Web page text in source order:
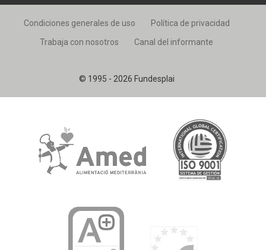
© 1995 - 2026 Fundesplai
Condiciones generales de uso
Política de privacidad
Trabaja con nosotros
Canal del informante